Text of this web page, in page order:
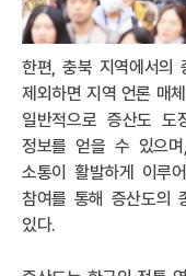
한편, 충북 지역에서의
제외하면 지역 언론 매
일반적으로 증산도
정보를 얻을 수 있으
소통이 활발하게 이루
참여를 통해 증산도의
있다.